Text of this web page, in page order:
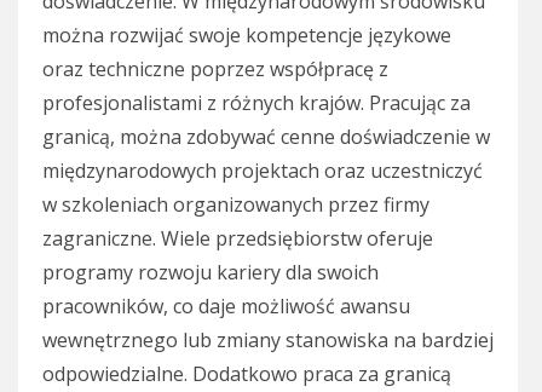
można rozwijać swoje kompetencje językowe
oraz techniczne poprzez współpracę z
profesjonalistami z różnych krajów. Pracując za
granicą, można zdobywać cenne doświadczenie w
międzynarodowych projektach oraz uczestniczyć
w szkoleniach organizowanych przez firmy
zagraniczne. Wiele przedsiębiorstw oferuje
programy rozwoju kariery dla swoich
pracowników, co daje możliwość awansu
wewnętrznego lub zmiany stanowiska na bardziej
odpowiedzialne. Dodatkowo praca za granicą